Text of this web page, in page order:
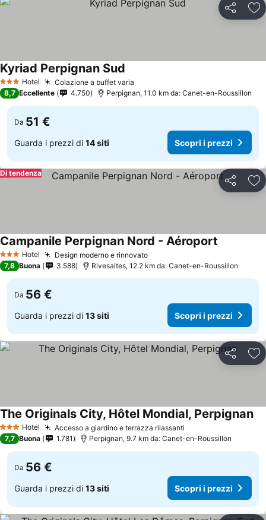
Condividi
3 StelleHotel Colazione a buffet varia
Kyriad Perpignan Sud
8,7 Eccellente 4.750 Perpignan, 11.0 km da: Canet-en-Roussillon
Da 51 €
Guarda i prezzi di 14 siti Scopri i prezzi
Condividi
Di tendenza
3 StelleHotel Design moderno e rinnovato
Campanile Perpignan Nord - Aéroport
7,8 Buona 3.588 Rivesaltes, 12.2 km da: Canet-en-Roussillon
Da 56 €
Guarda i prezzi di 13 siti Scopri i prezzi
Condividi
3 StelleHotel Accesso a giardino e terrazza rilassanti
The Originals City, Hôtel Mondial, Perpignan
7,7 Buona 1.781 Perpignan, 9.7 km da: Canet-en-Roussillon
Da 56 €
Guarda i prezzi di 13 siti Scopri i prezzi